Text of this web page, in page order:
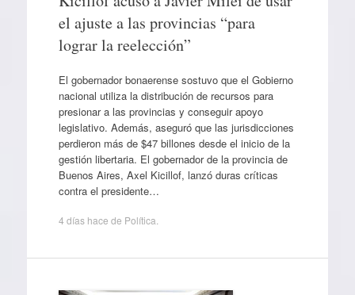
el ajuste a las provincias “para
lograr la reelección”
El gobernador bonaerense sostuvo que el Gobierno
nacional utiliza la distribución de recursos para
presionar a las provincias y conseguir apoyo
legislativo. Además, aseguró que las jurisdicciones
perdieron más de $47 billones desde el inicio de la
gestión libertaria. El gobernador de la provincia de
Buenos Aires, Axel Kicillof, lanzó duras críticas
contra el presidente…
4 días hace de Política